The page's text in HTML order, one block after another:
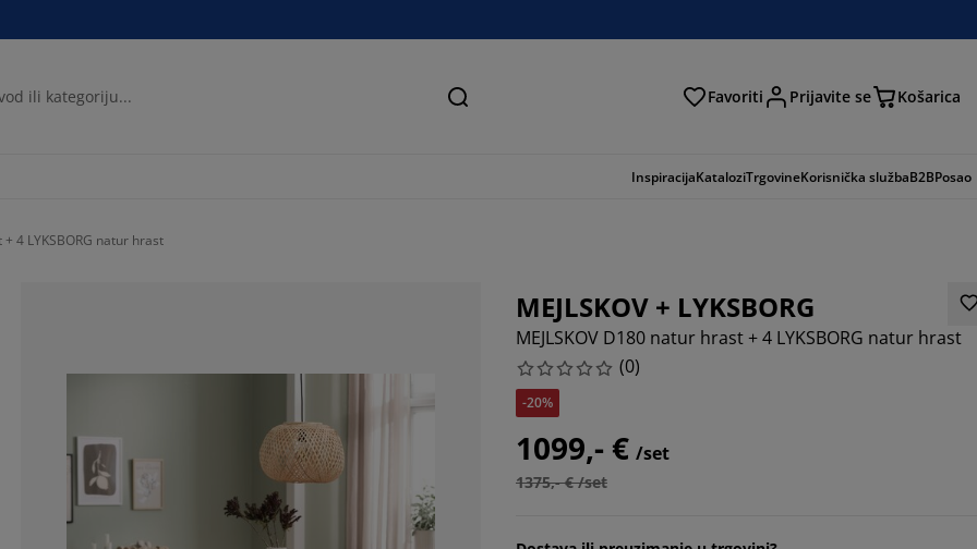
Pretraga Favoriti Prijavite se Košarica
InspiracijaKataloziTrgovineKorisnička službaB2BPosao
4 LYKSBORG natur hrast
MEJLSKOV + LYKSBORG
MEJLSKOV D180 natur hrast + 4 LYKSBORG natur hrast
(0)
-20%
1099,- € /set
1375,- € /set